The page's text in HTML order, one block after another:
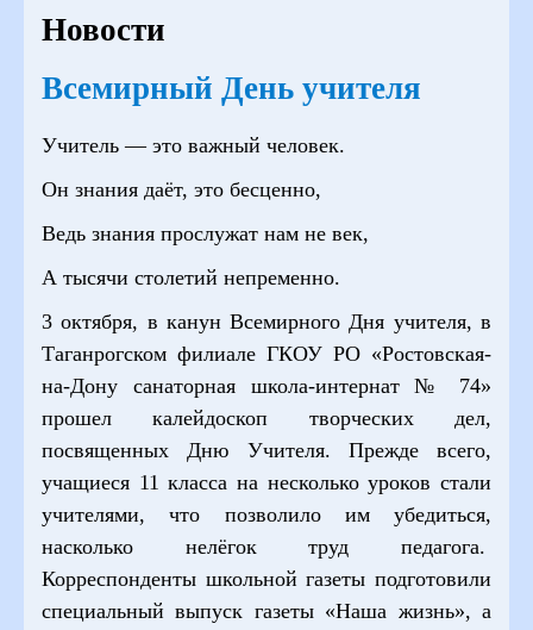
Новости
Всемирный День учителя
Учитель — это важный человек.
Он знания даёт, это бесценно,
Ведь знания прослужат нам не век,
А тысячи столетий непременно.
3 октября, в канун Всемирного Дня учителя, в
Таганрогском филиале ГКОУ РО «Ростовская-
на-Дону санаторная школа-интернат № 74»
прошел калейдоскоп творческих дел,
посвященных Дню Учителя. Прежде всего,
учащиеся 11 класса на несколько уроков стали
учителями, что позволило им убедиться,
насколько нелёгок труд педагога.
Корреспонденты школьной газеты подготовили
специальный выпуск газеты «Наша жизнь», а